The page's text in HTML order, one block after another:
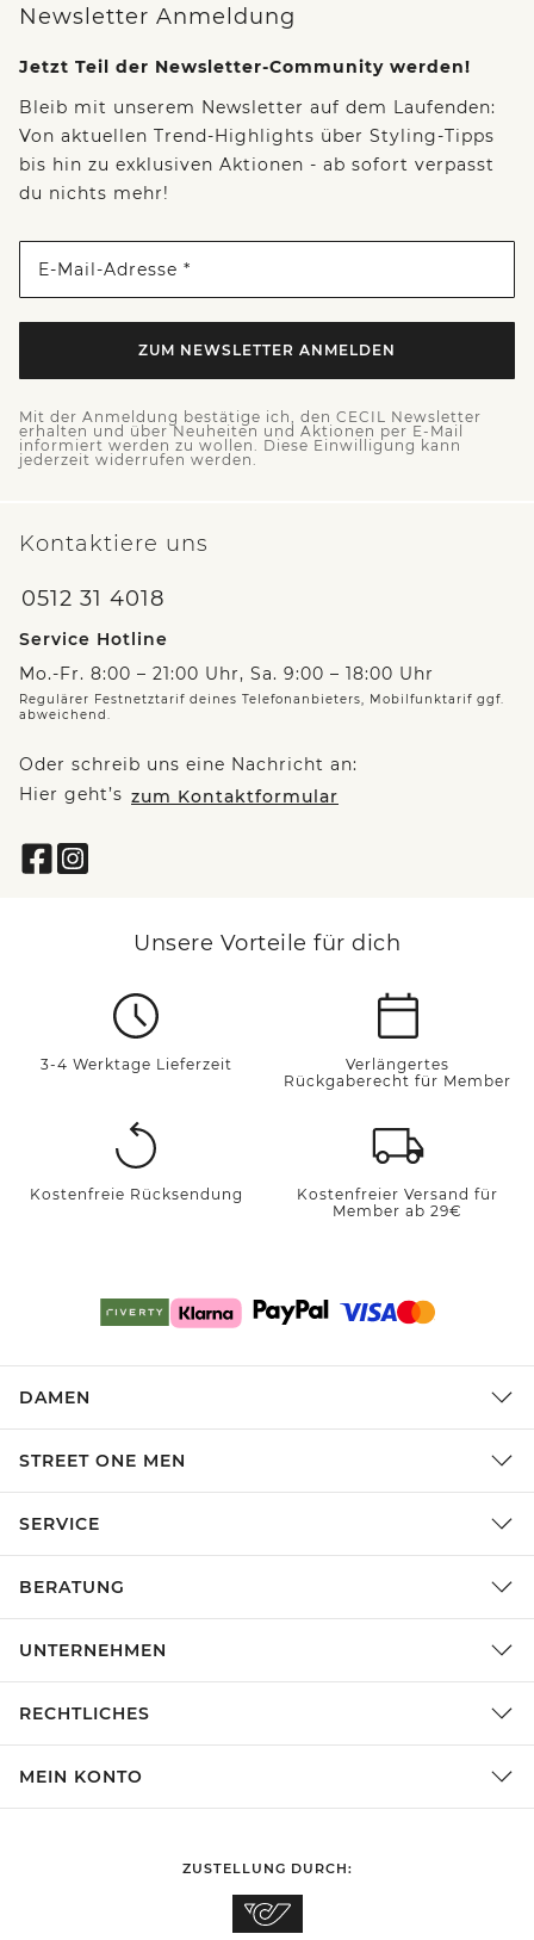
Newsletter Anmeldung
Jetzt Teil der Newsletter-Community werden!
Bleib mit unserem Newsletter auf dem Laufenden:
Von aktuellen Trend-Highlights über Styling-Tipps
bis hin zu exklusiven Aktionen - ab sofort verpasst
du nichts mehr!
E-Mail-Adresse *
ZUM NEWSLETTER ANMELDEN
Mit der Anmeldung bestätige ich, den CECIL Newsletter
erhalten und über Neuheiten und Aktionen per E-Mail
informiert werden zu wollen. Diese Einwilligung kann
jederzeit widerrufen werden.
Kontaktiere uns
0512 31 4018
Service Hotline
Mo.-Fr. 8:00 – 21:00 Uhr, Sa. 9:00 – 18:00 Uhr
Regulärer Festnetztarif deines Telefonanbieters, Mobilfunktarif ggf.
abweichend.
Oder schreib uns eine Nachricht an:
Hier geht’s zum Kontaktformular
Unsere Vorteile für dich
3-4 Werktage Lieferzeit
Verlängertes
Rückgaberecht für Member
Kostenfreie Rücksendung
Kostenfreier Versand für
Member ab 29€
DAMEN
STREET ONE MEN
SERVICE
BERATUNG
UNTERNEHMEN
RECHTLICHES
MEIN KONTO
ZUSTELLUNG DURCH: